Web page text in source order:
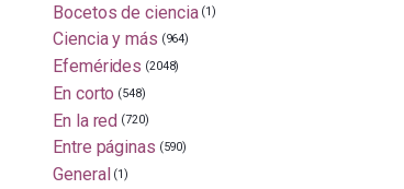
Bocetos de ciencia (1)
Ciencia y más (964)
Efemérides (2048)
En corto (548)
En la red (720)
Entre páginas (590)
General (1)